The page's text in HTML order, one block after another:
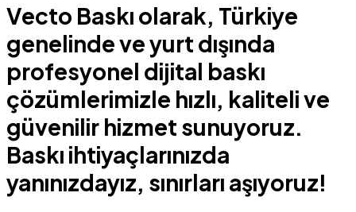
Vecto Baskı olarak, Türkiye
genelinde ve yurt dışında
profesyonel dijital baskı
çözümlerimizle hızlı, kaliteli ve
güvenilir hizmet sunuyoruz.
Baskı ihtiyaçlarınızda
yanınızdayız, sınırları aşıyoruz!